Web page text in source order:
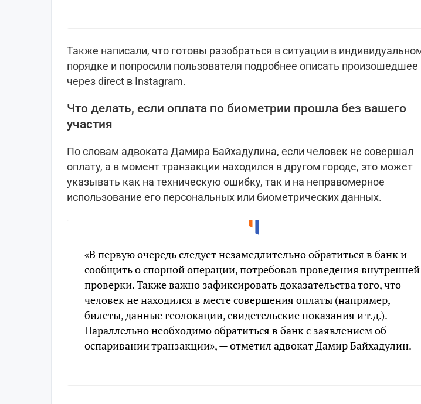
Также написали, что готовы разобраться в ситуации в
порядке и попросили пользователя подробнее описать произошедшее
через direct в Instagram.
Что делать, если оплата по биометрии прошла без вашего
участия
По словам адвоката Дамира Байхадулина, если человек не совершал
оплату, а в момент транзакции находился в другом городе, это может
указывать как на техническую ошибку, так и на неправомерное
использование его персональных или биометрических данных.
«В первую очередь следует незамедлительно обратиться в банк и
сообщить о спорной операции, потребовав проведения внутренней
проверки. Также важно зафиксировать доказательства того, что
человек не находился в месте совершения оплаты (например,
билеты, данные геолокации, свидетельские показания и т.д.).
Параллельно необходимо обратиться в банк с заявлением об
оспаривании транзакции», — отметил адвокат Дамир Байхадулин.